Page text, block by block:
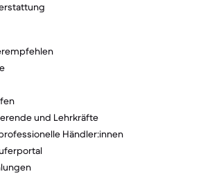
und Lehrkräfte
Händler:innen